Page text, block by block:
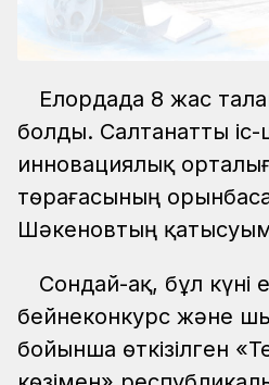
Елордада 8 жас
болды. Салтанатты іс-
инновациялық
төрағасының
Шәкеновтың
Сондай-ақ, бұл күні
бейнеконкурс және
бойынша өткізілген